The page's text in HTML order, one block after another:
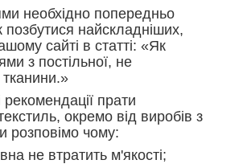
необхідно попередньо
позбутися найскладніших,
сайті в статті: «Як
з постільної, не
рекомендації прати
окремо від виробів з
розповімо чому:
не втратить м'якості;